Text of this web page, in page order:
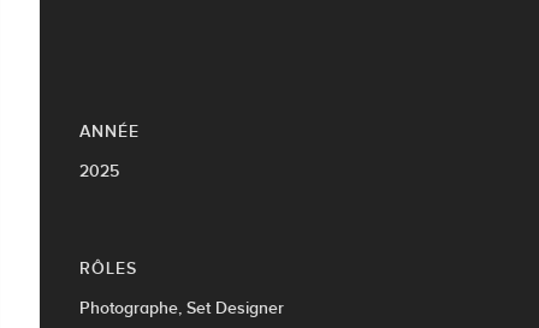
ANNÉE
2025
RÔLES
Photographe, Set Designer